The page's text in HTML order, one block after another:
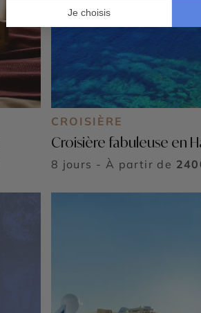
CROISIÈRE
Croisière fabuleuse en
8 jours - À partir de